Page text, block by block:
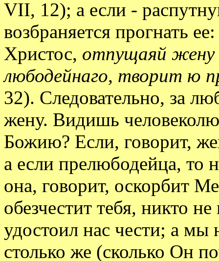
VII, 12); а если -
возбраняется прогнать
Христос, отпущаяй жену
любодейнаго, творит ю
32). Следовательно, за
жену. Видишь
Божию? Если, говорит,
а если прелюбодейца, то
она, говорит, оскорбит
обезчестит тебя, никто
удостоил нас чести; а
столько же (сколько Он